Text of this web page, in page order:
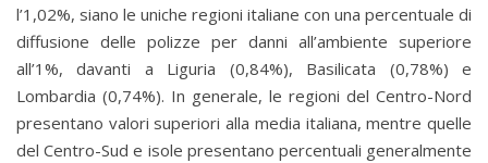
l’1,02%, siano le uniche regioni italiane con una percentuale di
diffusione delle polizze per danni all’ambiente superiore
all’1%, davanti a Liguria (0,84%), Basilicata (0,78%) e
Lombardia (0,74%). In generale, le regioni del Centro-Nord
presentano valori superiori alla media italiana, mentre quelle
del Centro-Sud e isole presentano percentuali generalmente